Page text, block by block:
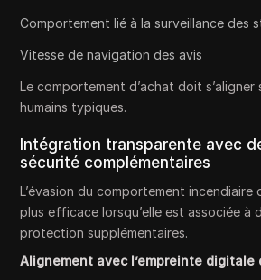
Comportement lié à la surveillance des
Vitesse de navigation des avis
Le comportement d’achat doit s’aligner
humains typiques.
Intégration transparente avec
sécurité complémentaires
L’évasion du comportement
plus efficace lorsqu’elle est associée à
protection supplémentaires.
Alignement avec l’empreinte digitale